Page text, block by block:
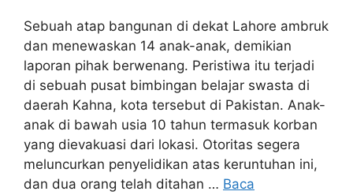
Sebuah atap bangunan di dekat Lahore ambruk
dan menewaskan 14 anak-anak, demikian
laporan pihak berwenang. Peristiwa itu terjadi
di sebuah pusat bimbingan belajar swasta di
daerah Kahna, kota tersebut di Pakistan. Anak-
anak di bawah usia 10 tahun termasuk korban
yang dievakuasi dari lokasi. Otoritas segera
meluncurkan penyelidikan atas keruntuhan ini,
dan dua orang telah ditahan … Baca